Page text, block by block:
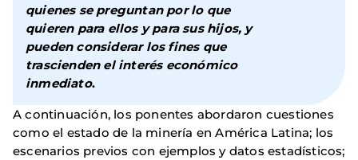
quienes se preguntan por lo que
quieren para ellos y para sus hijos, y
pueden considerar los fines que
trascienden el interés económico
inmediato.
A continuación, los ponentes abordaron cuestiones
como el estado de la minería en América Latina; los
escenarios previos con ejemplos y datos estadísticos;